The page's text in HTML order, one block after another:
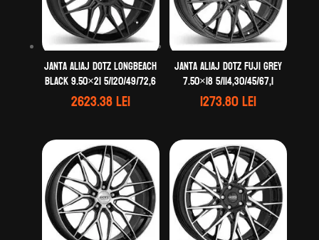
Janta aliaj DOTZ LongBeach
black 9.50×21 5/120/49/72,6
2623.38lei
Janta aliaj DOTZ Fuji grey
7.50×18 5/114,30/45/67,1
1273.80lei